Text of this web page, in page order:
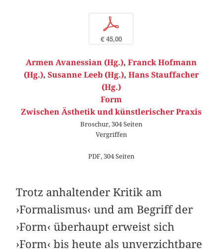
p
€ 45,00
Armen Avanessian (Hg.), Franck Hofmann
(Hg.), Susanne Leeb (Hg.), Hans Stauffacher
(Hg.)
Form
Zwischen Ästhetik und künstlerischer Praxis
Broschur, 304 Seiten
Vergriffen
PDF, 304 Seiten
Trotz anhaltender Kritik am
›Formalismus‹ und am Begriff der
›Form‹ überhaupt erweist sich
›Form‹ bis heute als unverzichtbare